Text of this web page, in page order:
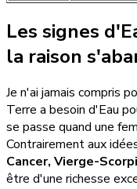
Les signes
la raison
Je n'ai jamais compris
Terre a besoin d'Eau
se passe quand une
Contrairement aux
Cancer, Vierge-
être d'une richesse